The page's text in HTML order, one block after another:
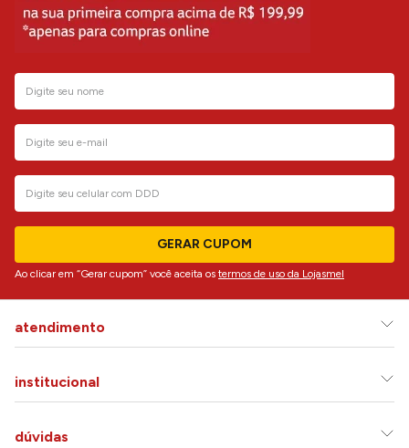
GERAR CUPOM
Ao clicar em “Gerar cupom” você aceita os termos de uso da Lojasmel
atendimento
institucional
dúvidas